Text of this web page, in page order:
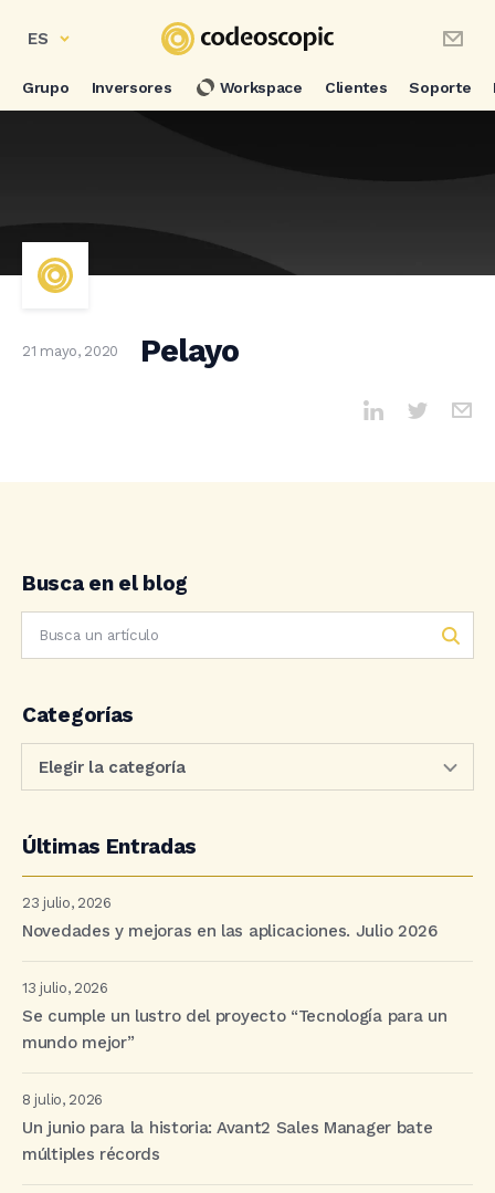
ES
Grupo Inversores Workspace Clientes Soporte
21 mayo, 2020 Pelayo
Busca en el blog
Categorías
Últimas Entradas
23 julio, 2026
Novedades y mejoras en las aplicaciones. Julio 2026
13 julio, 2026
Se cumple un lustro del proyecto “Tecnología para un
mundo mejor”
8 julio, 2026
Un junio para la historia: Avant2 Sales Manager bate
múltiples récords